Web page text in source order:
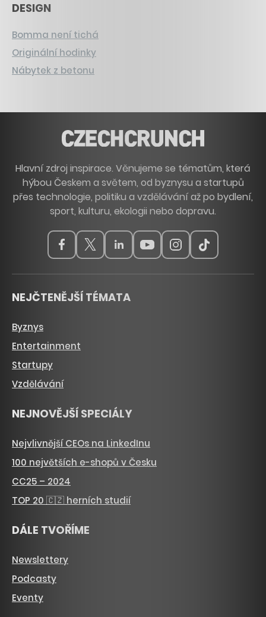
DESIGN
Bomma není tichá
Originální hodinky
Nábytek z betonu
Hlavní zdroj inspirace. Věnujeme se tématům, která
hýbou Českem a světem, od byznysu a startupů
přes technologie, politiku a vzdělávání až po bydlení,
sport, kulturu, ekologii nebo dopravu.
NEJČTENĚJŠÍ TÉMATA
Byznys
Entertainment
Startupy
Vzdělávání
NEJNOVĚJŠÍ SPECIÁLY
Nejvlivnější CEOs na LinkedInu
100 největších e-shopů v Česku
CC25 – 2024
TOP 20 🇨🇿 herních studií
DÁLE TVOŘÍME
Newslettery
Podcasty
Eventy